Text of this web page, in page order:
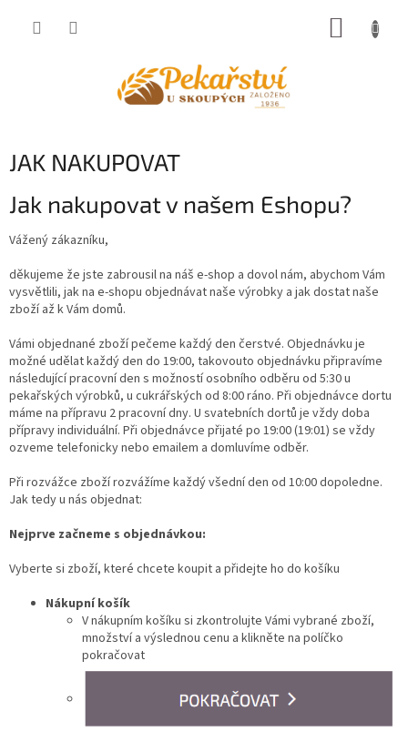
JAK NAKUPOVAT
Jak nakupovat v našem Eshopu?
Vážený zákazníku,
děkujeme že jste zabrousil na náš e-shop a dovol nám, abychom Vám
vysvětlili, jak na e-shopu objednávat naše výrobky a jak dostat naše
zboží až k Vám domů.
Vámi objednané zboží pečeme každý den čerstvé. Objednávku je
možné udělat každý den do 19:00, takovouto objednávku připravíme
následující pracovní den s možností osobního odběru od 5:30 u
pekařských výrobků, u cukrářských od 8:00 ráno. Při objednávce dortu
máme na přípravu 2 pracovní dny. U svatebních dortů je vždy doba
přípravy individuální. Při objednávce přijaté po 19:00 (19:01) se vždy
ozveme telefonicky nebo emailem a domluvíme odběr.
Při rozvážce zboží rozvážíme každý všední den od 10:00 dopoledne.
Jak tedy u nás objednat:
Nejprve začneme s objednávkou:
Vyberte si zboží, které chcete koupit a přidejte ho do košíku
Nákupní košík
V nákupním košíku si zkontrolujte Vámi vybrané zboží,
množství a výslednou cenu a klikněte na políčko
pokračovat